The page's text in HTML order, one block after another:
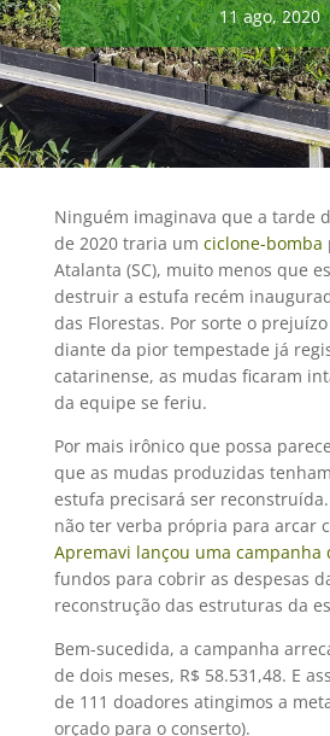
11 ago, 2020
Ninguém imaginava que a tarde
de 2020 traria um ciclone-bomba
Atalanta (SC), muito menos que
destruir a estufa recém
das Florestas. Por sorte o
diante da pior tempestade já
catarinense, as mudas ficaram
da equipe se feriu.
Por mais irônico que possa
que as mudas produzidas
estufa precisará ser
não ter verba própria para arcar
Apremavi lançou uma campanha
fundos para cobrir as despesas
reconstrução das estruturas da
Bem-sucedida, a campanha
de dois meses, R$ 58.531,48. E
de 111 doadores atingimos a
orçado para o conserto).